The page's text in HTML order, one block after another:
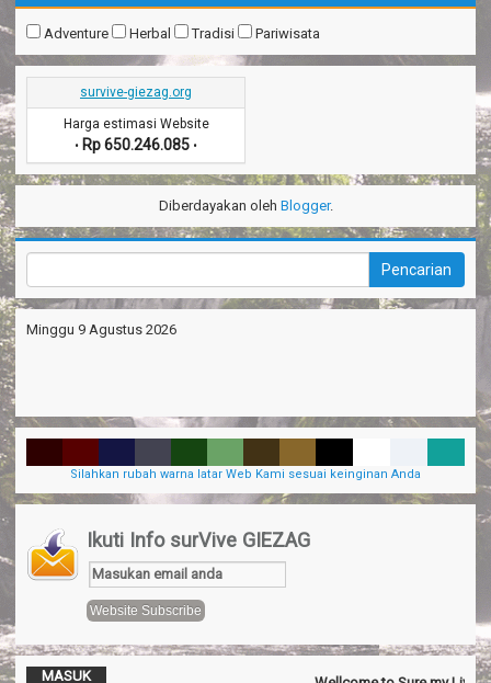
Adventure Herbal Tradisi Pariwisata
survive-giezag.org
Harga estimasi Website
• Rp 650.246.085 •
Diberdayakan oleh Blogger.
Minggu 9 Agustus 2026
Silahkan rubah warna latar Web Kami sesuai keinginan Anda
Ikuti Info surVive GIEZAG
MASUK